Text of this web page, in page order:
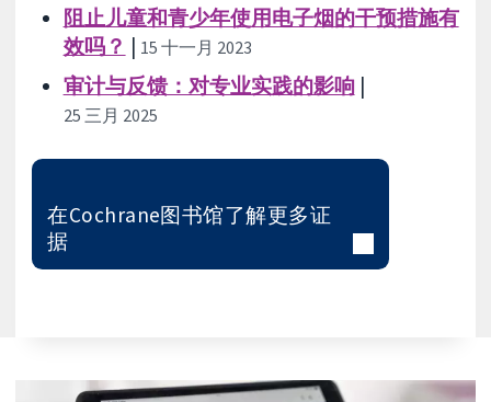
阻止儿童和青少年使用电子烟的干预措施有
效吗？ | 15 十一月 2023
审计与反馈：对专业实践的影响|
25 三月 2025
在Cochrane图书馆了解更多证
据